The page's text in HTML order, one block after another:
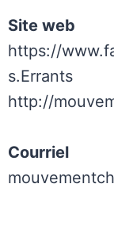
Site web
https://
s.Errants
http://
Courriel